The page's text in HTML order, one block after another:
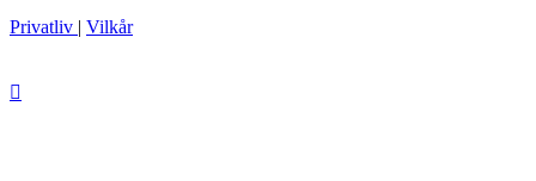
Privatliv
Vilkår